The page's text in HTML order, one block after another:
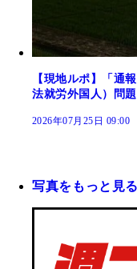
【現地ルポ】「通
法就労外国人）問
2026年07月25日 09:00
写真をもっと見る